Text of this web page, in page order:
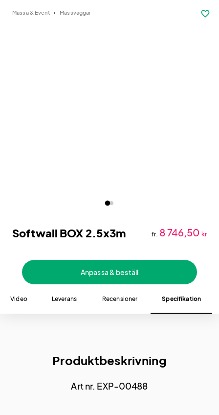
Mässa & Event Mässväggar favorite_border
Softwall BOX 2.5x3m fr. 8 746,50 kr
Anpassa & beställ
Video Leverans Recensioner Specifikation
Produktbeskrivning
Art nr. EXP-00488